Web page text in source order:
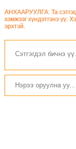
АНХААРУУЛГА: Та
хэмжээг хүндэтгэнэ үү.
эрхтэй.